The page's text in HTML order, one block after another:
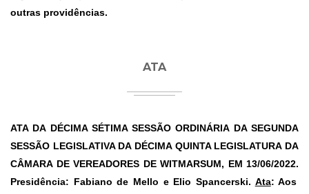
outras providências.
ATA
ATA DA DÉCIMA SÉTIMA SESSÃO ORDINÁRIA DA SEGUNDA
SESSÃO LEGISLATIVA DA DÉCIMA QUINTA LEGISLATURA DA
CÂMARA DE VEREADORES DE WITMARSUM, EM 13/06/2022.
Presidência: Fabiano de Mello e Elio Spancerski. Ata: Aos